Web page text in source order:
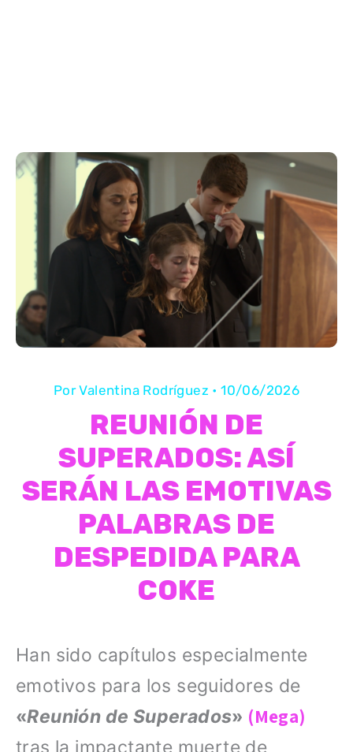
PorValentina Rodríguez •10/06/2026
REUNIÓN DE
SUPERADOS: ASÍ
SERÁN LAS EMOTIVAS
PALABRAS DE
DESPEDIDA PARA
COKE
Han sido capítulos especialmente
emotivos para los seguidores de
«Reunión de Superados» (Mega)
tras la impactante muerte de